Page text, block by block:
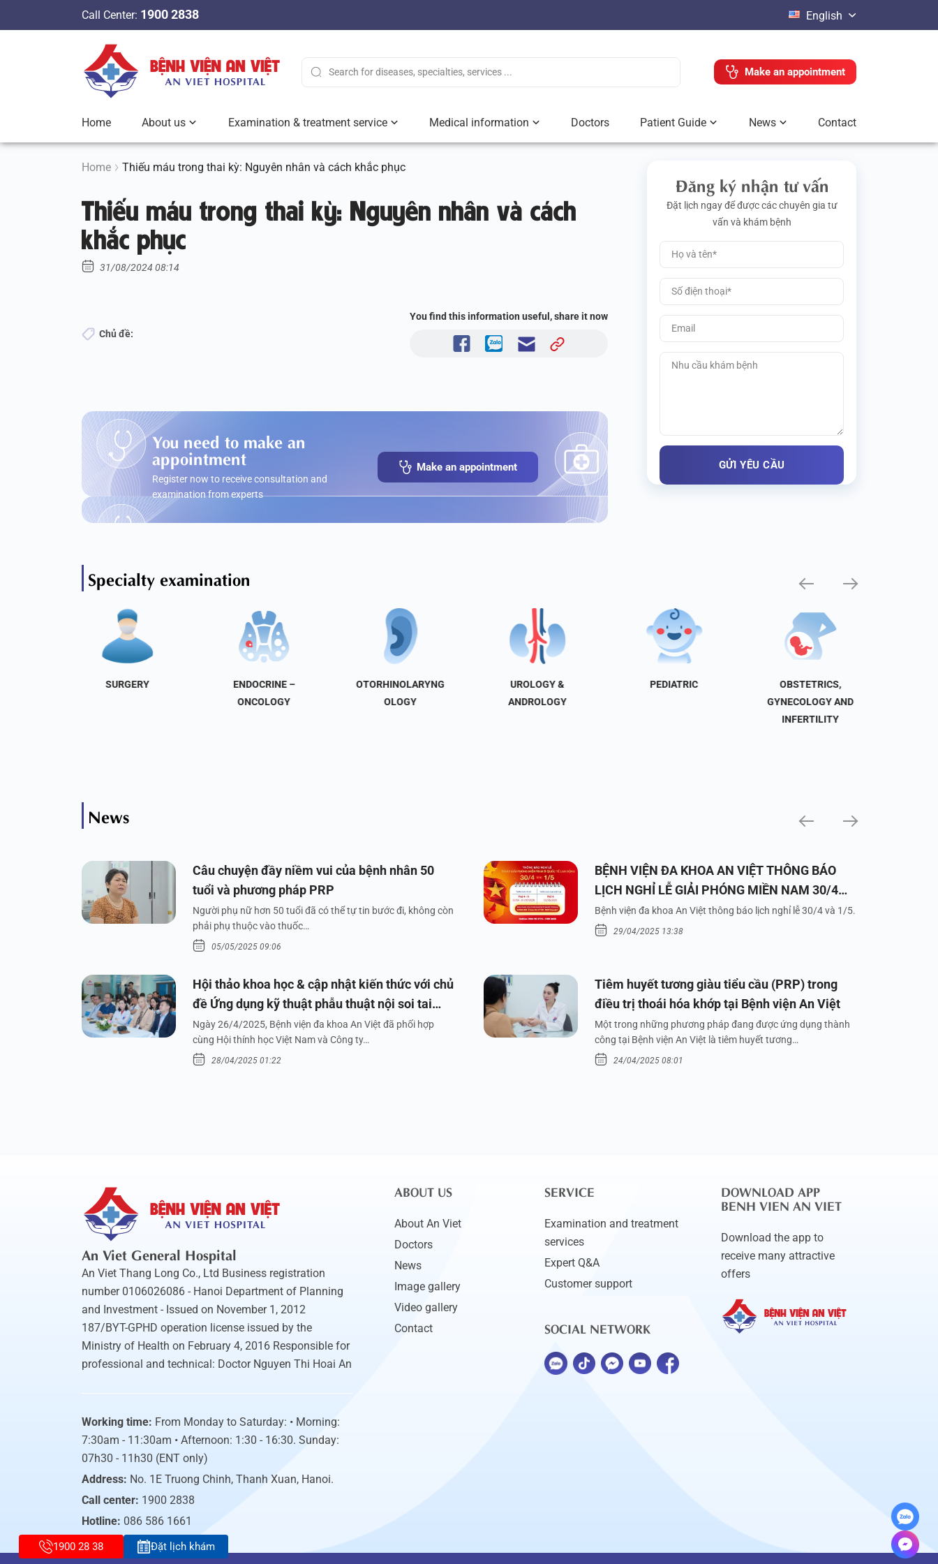
n
Call Center: 1900 2838 English
Make an appointment
Home About us Examination & treatment service Medical information Doctors Patient Guide News Contact
Home Thiếu máu trong thai kỳ: Nguyên nhân và cách khắc phục
Thiếu máu trong thai kỳ: Nguyên nhân và cách
khắc phục
31/08/2024 08:14
Chủ đề:
You find this information useful, share it now
You need to make an
appointment
Register now to receive consultation and
examination from experts
Make an appointment
Đăng ký nhận tư vấn
Đặt lịch ngay để được các chuyên gia tư
vấn và khám bệnh
Specialty examination
SURGERY
ENDOCRINE –
ONCOLOGY
OTORHINOLARYNG
OLOGY
UROLOGY &
ANDROLOGY
PEDIATRIC
OBSTETRICS,
GYNECOLOGY AND
INFERTILITY
News
Câu chuyện đầy niềm vui của bệnh nhân 50
tuổi và phương pháp PRP
Người phụ nữ hơn 50 tuổi đã có thể tự tin bước đi, không còn
phải phụ thuộc vào thuốc…
05/05/2025 09:06
BỆNH VIỆN ĐA KHOA AN VIỆT THÔNG BÁO
LỊCH NGHỈ LỄ GIẢI PHÓNG MIỀN NAM 30/4
VÀ QUỐC TẾ LAO ĐỘNG 1/5/2025
Bệnh viện đa khoa An Việt thông báo lịch nghỉ lễ 30/4 và 1/5.
29/04/2025 13:38
Hội thảo khoa học & cập nhật kiến thức với chủ
đề Ứng dụng kỹ thuật phẫu thuật nội soi tai
dưới nước
Ngày 26/4/2025, Bệnh viện đa khoa An Việt đã phối hợp
cùng Hội thính học Việt Nam và Công ty…
28/04/2025 01:22
Tiêm huyết tương giàu tiểu cầu (PRP) trong
điều trị thoái hóa khớp tại Bệnh viện An Việt
Một trong những phương pháp đang được ứng dụng thành
công tại Bệnh viện An Việt là tiêm huyết tương…
24/04/2025 08:01
An Viet General Hospital
An Viet Thang Long Co., Ltd Business registration
number 0106026086 - Hanoi Department of Planning
and Investment - Issued on November 1, 2012
187/BYT-GPHD operation license issued by the
Ministry of Health on February 4, 2016 Responsible for
professional and technical: Doctor Nguyen Thi Hoai An
Working time: From Monday to Saturday: • Morning:
7:30am - 11:30am • Afternoon: 1:30 - 16:30. Sunday:
07h30 - 11h30 (ENT only)
Address: No. 1E Truong Chinh, Thanh Xuan, Hanoi.
Call center: 1900 2838
Hotline: 086 586 1661
ABOUT US
About An Viet
Doctors
News
Image gallery
Video gallery
Contact
SERVICE
Examination and treatment
services
Expert Q&A
Customer support
SOCIAL NETWORK
DOWNLOAD APP
BENH VIEN AN VIET
Download the app to
receive many attractive
offers
1900 28 38 Đặt lịch khám